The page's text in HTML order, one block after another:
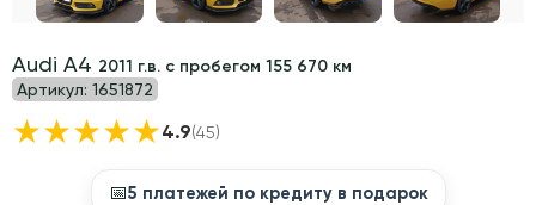
Audi A4 2011 г.в. с пробегом 155 670 км
Артикул: 1651872
★★★★★4.9(45)
📅5 платежей по кредиту в подарок